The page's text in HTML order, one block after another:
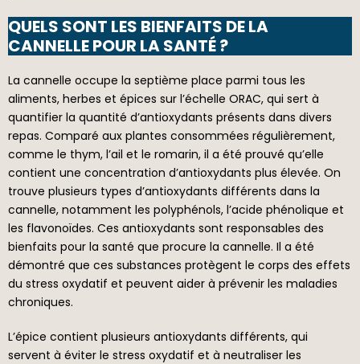
QUELS SONT LES BIENFAITS DE LA
CANNELLE POUR LA SANTÉ ?
La cannelle occupe la septième place parmi tous les
aliments, herbes et épices sur l’échelle ORAC, qui sert à
quantifier la quantité d’antioxydants présents dans divers
repas. Comparé aux plantes consommées régulièrement,
comme le thym, l’ail et le romarin, il a été prouvé qu’elle
contient une concentration d’antioxydants plus élevée. On
trouve plusieurs types d’antioxydants différents dans la
cannelle, notamment les polyphénols, l’acide phénolique et
les flavonoïdes. Ces antioxydants sont responsables des
bienfaits pour la santé que procure la cannelle. Il a été
démontré que ces substances protègent le corps des effets
du stress oxydatif et peuvent aider à prévenir les maladies
chroniques.
L’épice contient plusieurs antioxydants différents, qui
servent à éviter le stress oxydatif et à neutraliser les